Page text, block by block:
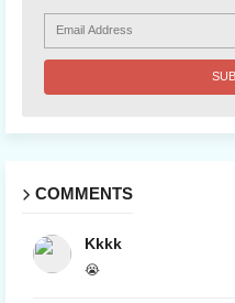
COMMENTS
Kkkk
😭